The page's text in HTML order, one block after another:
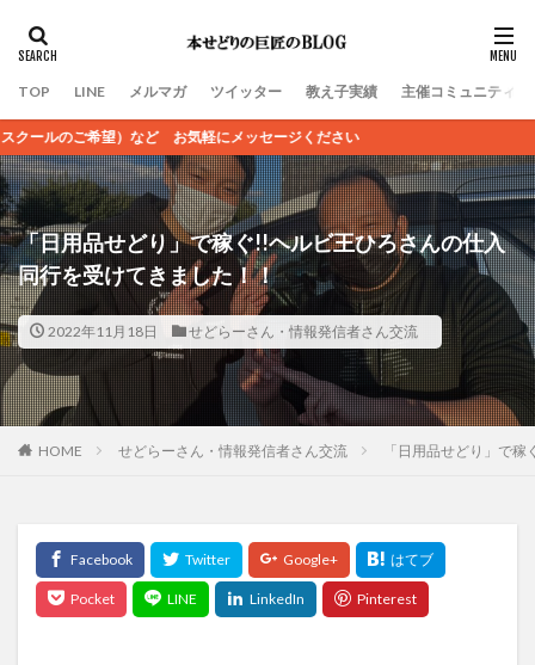
TOP LINE メルマガ ツイッター 教え子実績 主催コミュニティ
メッセージください
「日用品せどり」で稼ぐ!!ヘルビ王ひろさんの仕入
同行を受けてきました！！
2022年11月18日 せどらーさん・情報発信者さん交流
HOME せどらーさん・情報発信者さん交流 「日用品せどり」で